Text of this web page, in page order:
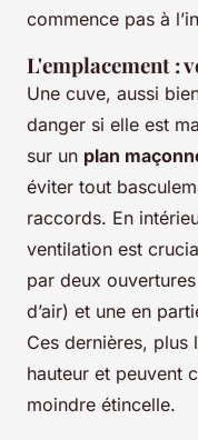
commence pas à
L'emplacement :
Une cuve, aussi
danger si elle est
sur un plan
éviter tout
raccords. En
ventilation est
par deux
d’air) et une en
Ces dernières, plus
hauteur et peuvent
moindre étincelle.